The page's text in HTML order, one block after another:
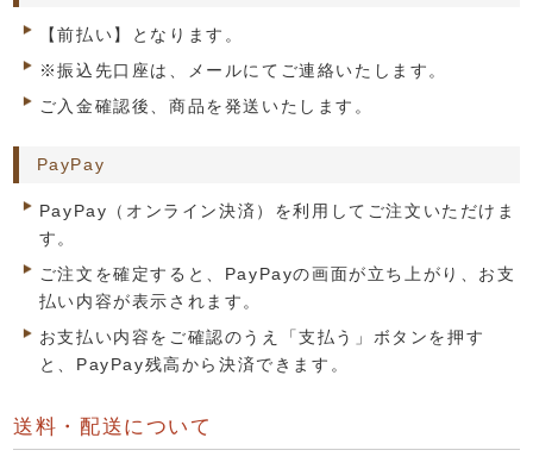
【前払い】となります。
※振込先口座は、メールにてご連絡いたします。
ご入金確認後、商品を発送いたします。
PayPay
PayPay（オンライン決済）を利用してご注文いただけま
す。
ご注文を確定すると、PayPayの画面が立ち上がり、お支
払い内容が表示されます。
お支払い内容をご確認のうえ「支払う」ボタンを押す
と、PayPay残高から決済できます。
送料・配送について